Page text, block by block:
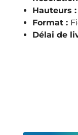
Hauteurs :
Format :
Délai de